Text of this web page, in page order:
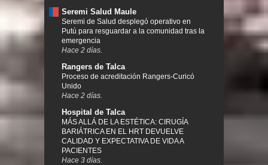
Seremi Salud Maule
Seremi de Salud desplegó operativo en
Putú para resguardar a la comunidad tras la
emergencia
Hace 2 días.
Rangers de Talca
Proceso de acreditación Rangers-Curicó
Unido
Hace 2 días.
Hospital de Talca
MÁS ALLÁ DE LA ESTÉTICA: CIRUGÍA
BARIÁTRICA EN EL HRT DEVUELVE
CALIDAD Y EXPECTATIVA DE VIDA A
PACIENTES
Hace 3 días.